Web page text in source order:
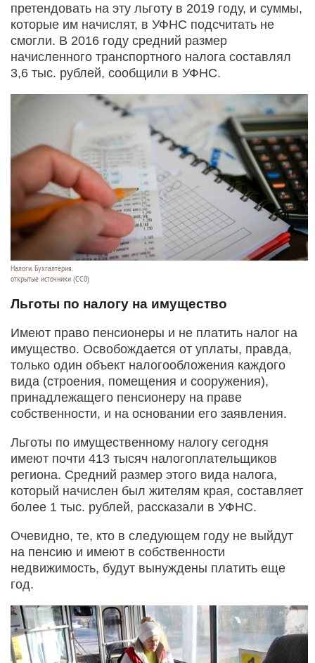
претендовать на эту льготу в 2019 году, и суммы,
которые им начислят, в УФНС подсчитать не
смогли. В 2016 году средний размер
начисленного транспортного налога составлял
3,6 тыс. рублей, сообщили в УФНС.
Налоги. Бухгалтерия.
открытые источники (CC0)
Льготы по налогу на имущество
Имеют право пенсионеры и не платить налог на
имущество. Освобождается от уплаты, правда,
только один объект налогообложения каждого
вида (строения, помещения и сооружения),
принадлежащего пенсионеру на праве
собственности, и на основании его заявления.
Льготы по имущественному налогу сегодня
имеют почти 413 тысяч налогоплательщиков
региона. Средний размер этого вида налога,
который начислен был жителям края, составляет
более 1 тыс. рублей, рассказали в УФНС.
Очевидно, те, кто в следующем году не выйдут
на пенсию и имеют в собственности
недвижимость, будут вынуждены платить еще
год.